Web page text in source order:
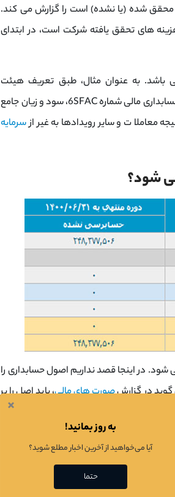
شده (یا نشده) است را گزارش می کند.
های تحقق یافته شرکت است، در ابتدای
باشد. به عنوان مثال، طبق تعریف هیئت
استانداردهای حسابداری مالی آمریکا (FASB) در بیانیه مفاهیم حسابداری مالی شماره 6SFAC، سود و زیان جامع
معاملا ت و سایر رویدادها به غیر ازسرمایه
شود؟
در اینجا قصد نداریم اصول حسابداری را
گوید در گزارشصورت های مالی، باید اصل را بر
دهد.
گردش وجوه نقد
) این که موضوع فعالیت
که در این گزارش ها آورده می شود، تفاوت
است و تفاوتی با هم ندارند.
×
به روز بمانید!
آیا می‌خواهید از آخرین اخبار مطلع شوید؟
حتما